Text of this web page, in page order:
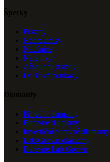
Šperky
Prsteny
Náhrdelníky
Náušnice
Náramky
Zásnubní prsteny
Dárkové poukazy
Diamanty
Přírodní diamanty
Barevné diamanty
Investiční barevné diamanty
Lab-Grown diamanty
Barevné Lab-Grown